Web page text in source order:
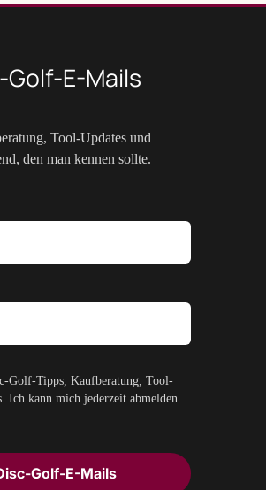
E-Mails
Tool-Updates und
den man kennen sollte.
Golf-Tipps, Kaufberatung, Tool-
Ich kann mich jederzeit abmelden.
Golf-E-Mails